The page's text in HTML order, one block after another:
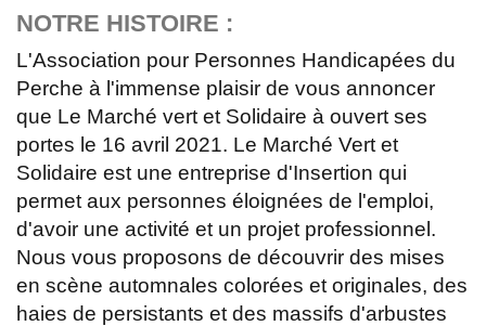
NOTRE HISTOIRE :
L'Association pour Personnes Handicapées du
Perche à l'immense plaisir de vous annoncer
que Le Marché vert et Solidaire à ouvert ses
portes le 16 avril 2021. Le Marché Vert et
Solidaire est une entreprise d'Insertion qui
permet aux personnes éloignées de l'emploi,
d'avoir une activité et un projet professionnel.
Nous vous proposons de découvrir des mises
en scène automnales colorées et originales, des
haies de persistants et des massifs d'arbustes